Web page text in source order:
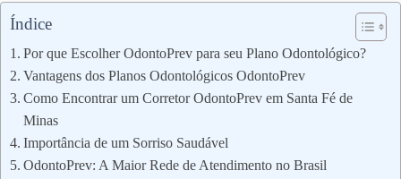
Índice
Por que Escolher OdontoPrev para seu Plano Odontológico?
Vantagens dos Planos Odontológicos OdontoPrev
Como Encontrar um Corretor OdontoPrev em Santa Fé de
Minas
Importância de um Sorriso Saudável
OdontoPrev: A Maior Rede de Atendimento no Brasil